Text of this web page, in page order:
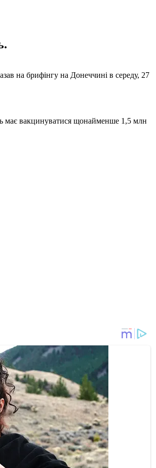
на брифінгу на Донеччині в середу, 27
має вакцинуватися щонайменше 1,5 млн